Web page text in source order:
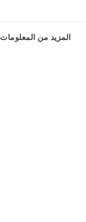
المزيد من المعلومات